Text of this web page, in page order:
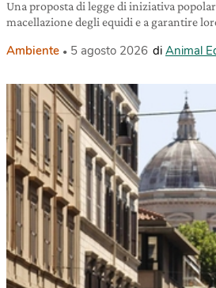
Una proposta di legge di iniziativa
macellazione degli equidi e a garantire
Ambiente 5 agosto 2026 di Animal